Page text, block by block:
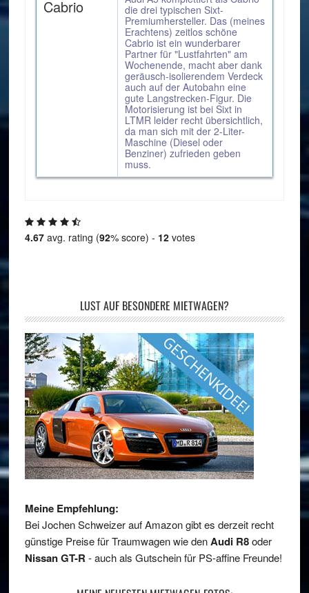
Cabrio
die drei typischen Sixt-
Premiumhersteller. Das (meines
Erachtens) zeitlos schöne
Cabrio ist ein wunderbarer
Partner für "Lustfahrten" am
Wochenende, macht aber dank
geräusch-isolierendem Verdeck
auch auf der Autobahn eine
gute Langstrecken-Figur. Die
Motorisierung ist bei Sixt in
LTMR leider recht übersichtlich,
da man sich mit der 2-Liter-
Maschine (Diesel oder
Benziner) zufrieden geben
muss.
4.67avg. rating (92% score) - 12votes
LUST AUF BESONDERE MIETWAGEN?
Meine Empfehlung:
Bei Jochen Schweizer auf Amazon gibt es derzeit recht
günstige Preise für Traumwagen wie denAudi R8oder
Nissan GT-R - auch als Gutschein für PS-affine Freunde!